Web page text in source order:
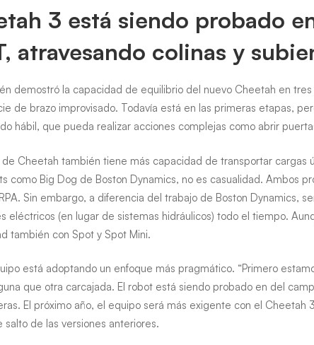
3 está siendo probado
atravesando colinas y
demostró la capacidad de equilibrio del nuevo Cheetah en
de brazo improvisado. Todavía está en las primeras etapas,
hábil, que pueda realizar acciones complejas como abrir
de Cheetah también tiene más capacidad de transportar cargas
como Big Dog de Boston Dynamics, no es casualidad. Ambos
Sin embargo, a diferencia del trabajo de Boston Dynamics,
eléctricos (en lugar de sistemas hidráulicos) todo el tiempo.
también con Spot y Spot Mini.
está adoptando un enfoque más pragmático. “Primero
que otra carcajada. El robot está siendo probado en del
El próximo año, el equipo será más exigente con el Cheetah
salto de las versiones anteriores.